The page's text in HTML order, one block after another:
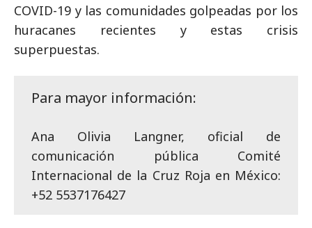
COVID-19 y las comunidades golpeadas por los
huracanes recientes y estas crisis
superpuestas.
Para mayor información:
Ana Olivia Langner, oficial de
comunicación pública Comité
Internacional de la Cruz Roja en México:
+52 5537176427